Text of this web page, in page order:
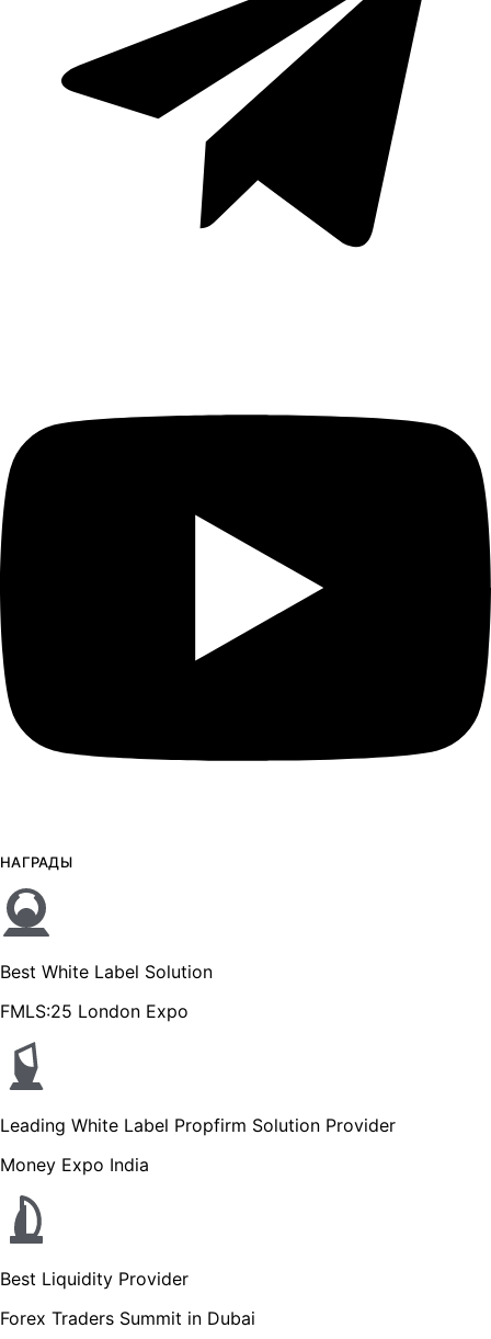
НАГРАДЫ
Best White Label Solution
FMLS:25 London Expo
Leading White Label Propfirm Solution Provider
Money Expo India
Best Liquidity Provider
Forex Traders Summit in Dubai